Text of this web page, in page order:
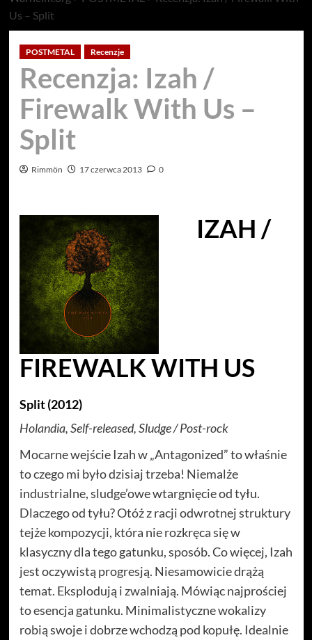
Us – Split
POSTMETAL Recenzje
Recenzja: Izah /
Firewalk With Us –
Split
Rimmön 17 czerwca 2013 0
IZAH /
FIREWALK WITH US
Split (2012)
Holandia, Self-released, Sludge / Post-rock
Mocarne wejście Izah w „Antagonized” to właśnie
to czego mi było dzisiaj trzeba! Niemalże
industrialne, sludge’owe wtargnięcie od tyłu.
Dlaczego od tyłu? Otóż z racji odwrotnej struktury
tejże kompozycji, która nie rozkręca się w
klasyczny dla tego gatunku, sposób. Co więcej, Izah
jest oczywistą progresją. Niesamowicie drążą
temat. Eksplodują i zwalniają. Mówiąc najprościej
to esencja gatunku. Minimalistyczne wokalizy
robią swoje i dobrze wchodzą pod kopułę. Idealnie